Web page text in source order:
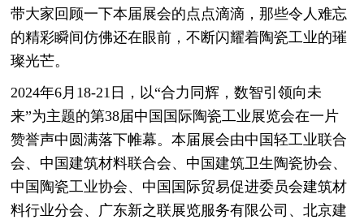
带大家回顾一下本届展会的点点滴滴，那些令人难忘
的精彩瞬间仿佛还在眼前，不断闪耀着陶瓷工业的璀
璨光芒。
2024年6月18-21日，以“合力同辉，数智引领向未
来”为主题的第38届中国国际陶瓷工业展览会在一片
赞誉声中圆满落下帷幕。本届展会由中国轻工业联合
会、中国建筑材料联合会、中国建筑卫生陶瓷协会、
中国陶瓷工业协会、中国国际贸易促进委员会建筑材
料行业分会、广东新之联展览服务有限公司、北京建